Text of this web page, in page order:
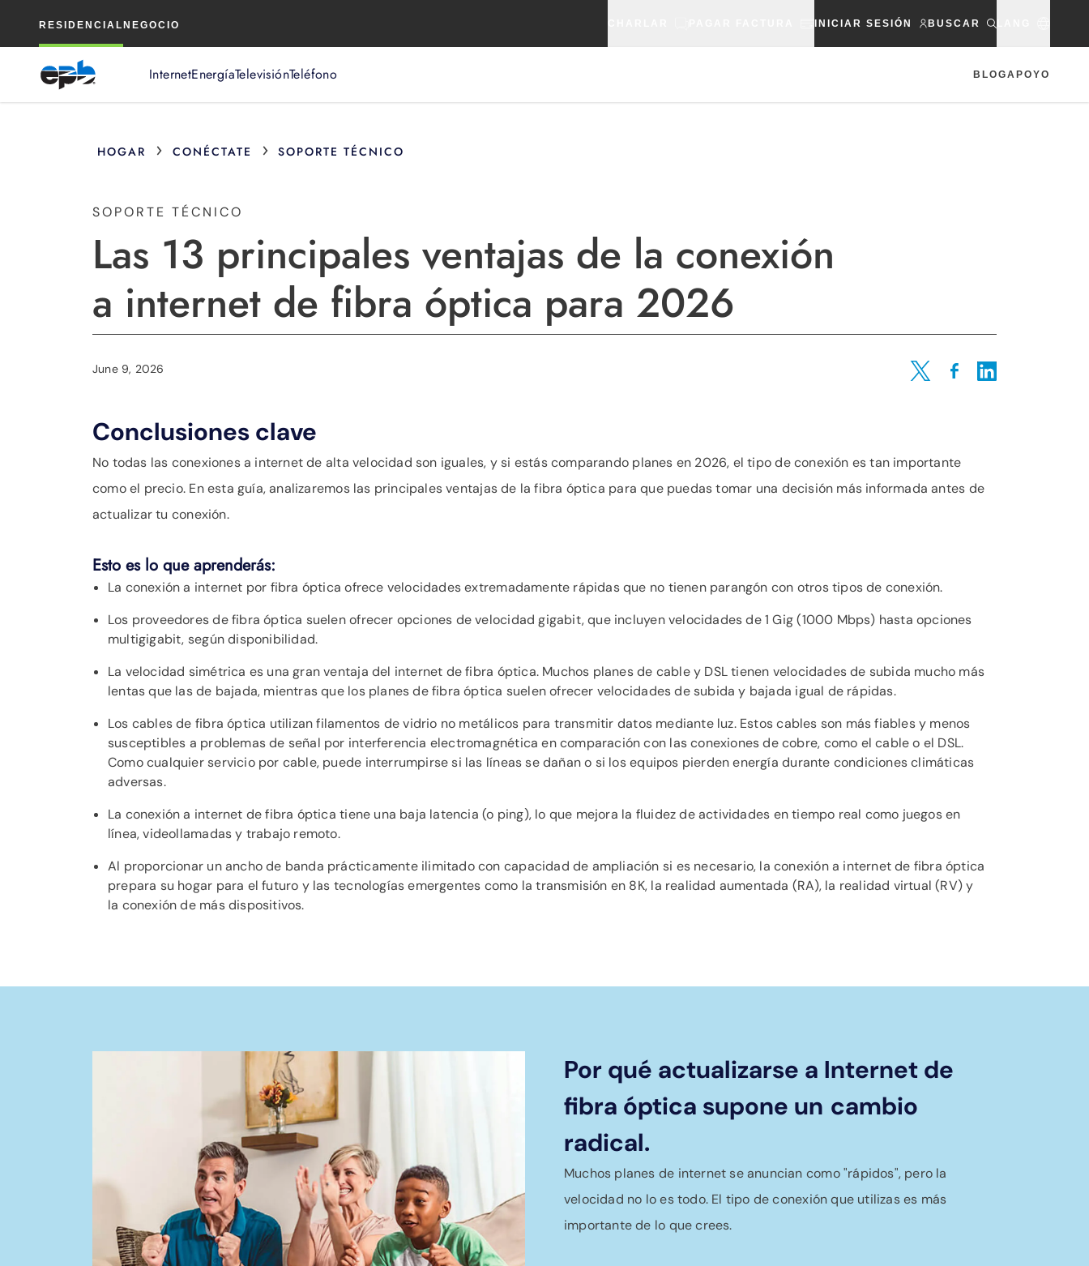
RESIDENCIAL NEGOCIO INICIAR SESIÓN BUSCAR
InternetEnergíaTelevisiónTeléfono BLOGAPOYO
principal
HOGAR › CONÉCTATE › SOPORTE TÉCNICO
SOPORTE TÉCNICO
Las 13 principales ventajas de la conexión
a internet de fibra óptica para 2026
June 9, 2026 Share on Twitter
Share on Facebook
Share on LinkedIn
Conclusiones clave
No todas las conexiones a internet de alta velocidad son iguales, y si estás comparando planes en 2026, el tipo de conexión es tan importante
como el precio. En esta guía, analizaremos las principales ventajas de la fibra óptica para que puedas tomar una decisión más informada antes de
actualizar tu conexión.
Esto es lo que aprenderás:
La conexión a internet por fibra óptica ofrece velocidades extremadamente rápidas que no tienen parangón con otros tipos de conexión.
Los proveedores de fibra óptica suelen ofrecer opciones de velocidad gigabit, que incluyen velocidades de 1 Gig (1000 Mbps) hasta opciones
multigigabit, según disponibilidad.
La velocidad simétrica es una gran ventaja del internet de fibra óptica. Muchos planes de cable y DSL tienen velocidades de subida mucho más
lentas que las de bajada, mientras que los planes de fibra óptica suelen ofrecer velocidades de subida y bajada igual de rápidas.
Los cables de fibra óptica utilizan filamentos de vidrio no metálicos para transmitir datos mediante luz. Estos cables son más fiables y menos
susceptibles a problemas de señal por interferencia electromagnética en comparación con las conexiones de cobre, como el cable o el DSL.
Como cualquier servicio por cable, puede interrumpirse si las líneas se dañan o si los equipos pierden energía durante condiciones climáticas
adversas.
La conexión a internet de fibra óptica tiene una baja latencia (o ping), lo que mejora la fluidez de actividades en tiempo real como juegos en
línea, videollamadas y trabajo remoto.
Al proporcionar un ancho de banda prácticamente ilimitado con capacidad de ampliación si es necesario, la conexión a internet de fibra óptica
prepara su hogar para el futuro y las tecnologías emergentes como la transmisión en 8K, la realidad aumentada (RA), la realidad virtual (RV) y
la conexión de más dispositivos.
Por qué actualizarse a Internet de
fibra óptica supone un cambio
radical.
Muchos planes de internet se anuncian como "rápidos", pero la
velocidad no lo es todo. El tipo de conexión que utilizas es más
importante de lo que crees.